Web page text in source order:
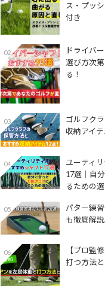
ス・プッ
付き
02
ドライバ
選び方次
る！
03
ゴルフク
収納アイテ
04
ユーティ
17選│自
るための
05
パター練
も徹底解
06
【プロ監
打つ方法